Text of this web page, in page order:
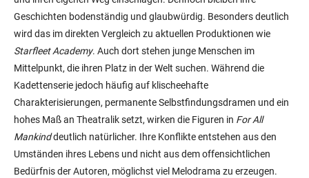
Geschichten bodenständig und glaubwürdig. Besonders deutlich
wird das im direkten Vergleich zu aktuellen Produktionen wie
Starfleet Academy. Auch dort stehen junge Menschen im
Mittelpunkt, die ihren Platz in der Welt suchen. Während die
Kadettenserie jedoch häufig auf klischeehafte
Charakterisierungen, permanente Selbstfindungsdramen und ein
hohes Maß an Theatralik setzt, wirken die Figuren in For All
Mankinddeutlich natürlicher. Ihre Konflikte entstehen aus den
Umständen ihres Lebens und nicht aus dem offensichtlichen
Bedürfnis der Autoren, möglichst viel Melodrama zu erzeugen.